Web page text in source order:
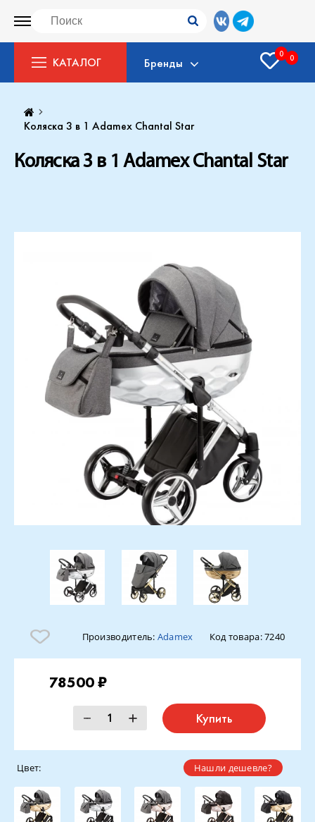
КАТАЛОГ Бренды
0 0
Коляска 3 в 1 Adamex Chantal Star
Коляска 3 в 1 Adamex Chantal Star
Производитель: Adamex Код товара:7240
78500 ₽
Купить
Нашли дешевле?
Цвет: